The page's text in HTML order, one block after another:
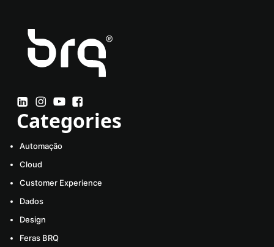
Categories
Automação
Cloud
Customer Experience
Dados
Design
Feras BRQ